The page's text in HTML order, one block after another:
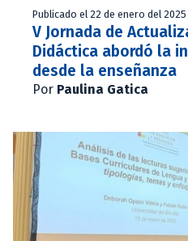
Publicado el 22 de enero del 2025
V Jornada de
Didáctica abordó la
desde la enseñanza
Por Paulina Gatica